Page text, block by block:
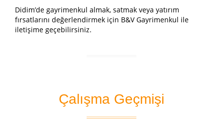
Didim’de gayrimenkul almak, satmak veya yatırım
fırsatlarını değerlendirmek için B&V Gayrimenkul ile
iletişime geçebilirsiniz.
Çalışma Geçmişi